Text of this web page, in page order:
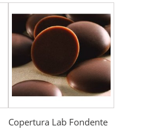
Copertura Lab Fondente